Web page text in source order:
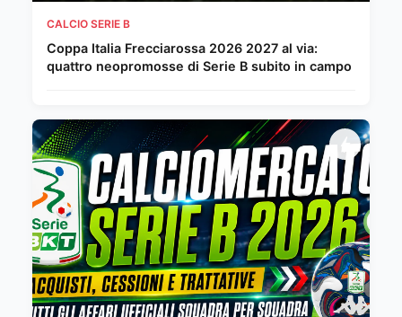
CALCIO SERIE B
Coppa Italia Frecciarossa 2026 2027 al via:
quattro neopromosse di Serie B subito in campo